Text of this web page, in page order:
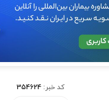
کد خبر: 354624